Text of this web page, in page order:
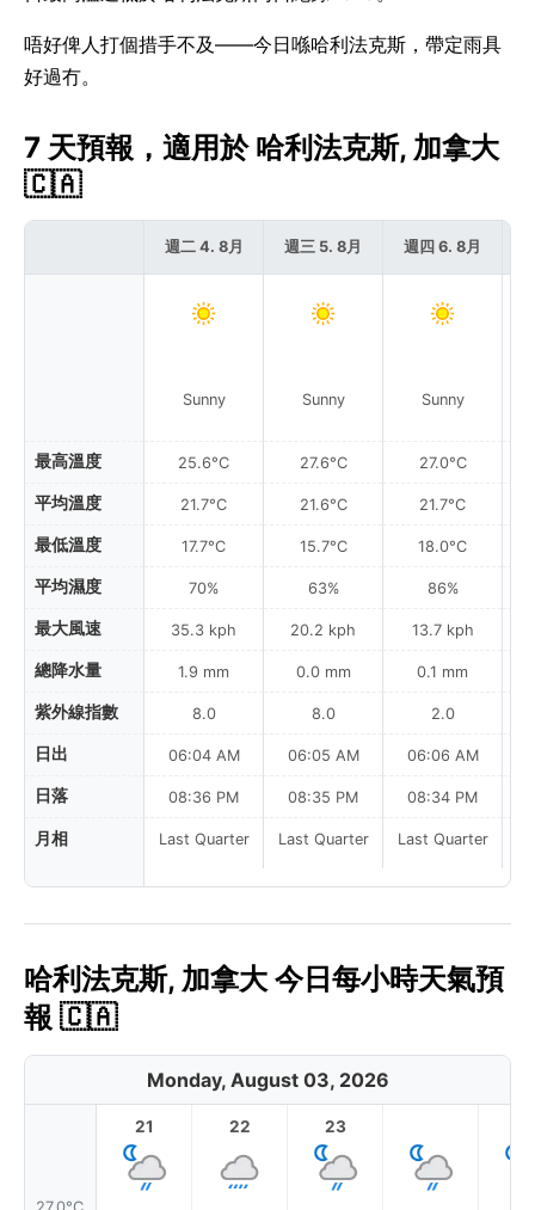
唔好俾人打個措手不及——今日喺哈利法克斯，帶定雨具
好過冇。
7 天預報，適用於 哈利法克斯, 加拿大
🇨🇦
最高溫度
平均溫度
最低溫度
平均濕度
最大風速
總降水量
紫外線指數
日出
日落
月相
週二 4. 8月
Sunny
25.6°C
21.7°C
17.7°C
70%
35.3 kph
1.9 mm
8.0
06:04 AM
08:36 PM
Last Quarter
週三 5. 8月
Sunny
27.6°C
21.6°C
15.7°C
63%
20.2 kph
0.0 mm
8.0
06:05 AM
08:35 PM
Last Quarter
週四 6. 8月
Sunny
27.0°C
21.7°C
18.0°C
86%
13.7 kph
0.1 mm
2.0
06:06 AM
08:34 PM
Last Quarter
哈利法克斯, 加拿大 今日每小時天氣預
報 🇨🇦
Monday, August 03, 2026
27.0°C
21 22 23